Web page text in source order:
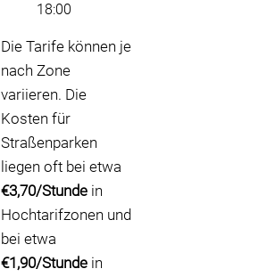
18:00
Die Tarife können je
nach Zone
variieren. Die
Kosten für
Straßenparken
liegen oft bei etwa
€3,70/Stunde in
Hochtarifzonen und
bei etwa
€1,90/Stunde in